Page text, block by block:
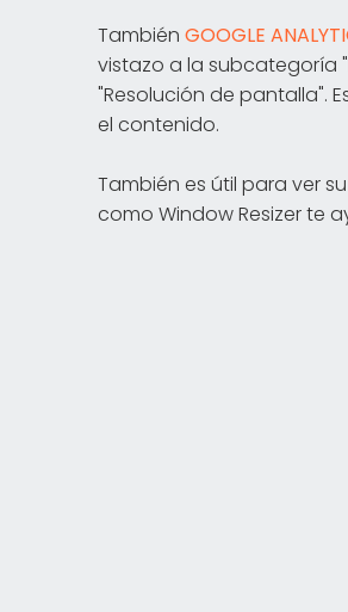
También GOOGLE
vistazo a la subcategoría
"Resolución de pantalla".
el contenido.
También es útil para ver
como Window Resizer te